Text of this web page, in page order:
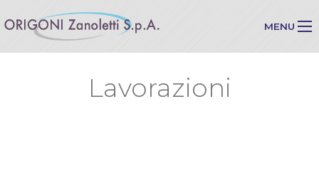
MENU
Lavorazioni